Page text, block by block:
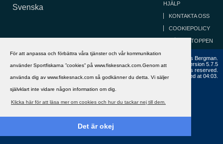
För att anpassa och förbättra våra tjänster och vår kommunikation
använder Sportfiskarna ”cookies” på www.fiskesnack.com.Genom att
använda dig av www.fiskesnack.com så godkänner du detta. Vi säljer
självklart inte vidare någon information om dig.
Klicka här för att läsa mer om cookies och hur du tackar nej till dem.
Det är okej
Svenska HJÄLP
KONTAKTA OSS
COOKIEPOLICY
GÅ TILL TOPPEN
Copyright ©2002 - 2021, FiskeSnack.com. Grundad 2002 av Anders Bergman.
Powered byvBulletin®
Version 5.7.5
Copyright © 2026 MH Sub I, LLC dba vBulletin. All rights reserved.
All times are GMT+1. This page was generated at 04:03.